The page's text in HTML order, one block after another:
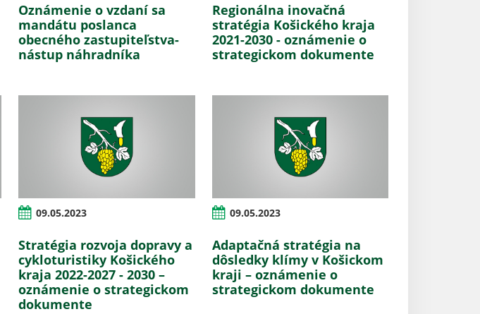
Oznámenie o vzdaní sa
mandátu poslanca
obecného zastupiteľstva-
nástup náhradníka
Regionálna inovačná
stratégia Košického kraja
2021-2030 - oznámenie o
strategickom dokumente
09.05.2023
Stratégia rozvoja dopravy a
cykloturistiky Košického
kraja 2022-2027 - 2030 –
oznámenie o strategickom
dokumente
09.05.2023
Adaptačná stratégia na
dôsledky klímy v Košickom
kraji – oznámenie o
strategickom dokumente